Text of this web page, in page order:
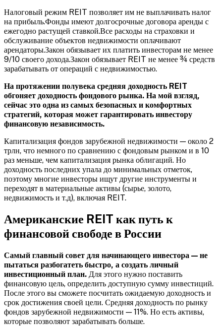
Налоговый режим REIT позволяет им не выплачивать налог
на прибыль.Фонды имеют долгосрочные договора аренды с
ежегодно растущей ставкой.Все расходы на страховки и
обслуживание объектов недвижимости оплачивают
арендаторы.Закон обязывает их платить инвесторам не менее
9/10 своего дохода.Закон обязывает REIT не менее ¾ средств
зарабатывать от операций с недвижимостью.
На протяжении полувека средняя доходность REIT
обгоняет доходность фондового рынка. На мой взгляд,
сейчас это одна из самых безопасных и комфортных
стратегий, которая может гарантировать инвестору
финансовую независимость.
Капитализация фондов зарубежной недвижимости — около 2
трлн, что немного по сравнению с фондовым рынком и в 10
раз меньше, чем капитализация рынка облигаций. Но
доходность последних упала до минимальных отметок,
поэтому многие инвесторы ищут другие инструменты и
переходят в материальные активы (сырье, золото,
недвижимость и т.д), включая REIT.
Американские REIT как путь к
финансовой свободе в России
Самый главный совет для начинающего инвестора — не
пытаться разбогатеть быстро, а создать личный
инвестиционный план. Для этого нужно поставить
финансовую цель, определить доступную сумму инвестиций.
После этого вы сможете посчитать ожидаемую доходность и
срок достижения своей цели. Средняя доходность по рынку
фондов зарубежной недвижимости — 11%. Но есть активы,
которые позволяют зарабатывать больше.